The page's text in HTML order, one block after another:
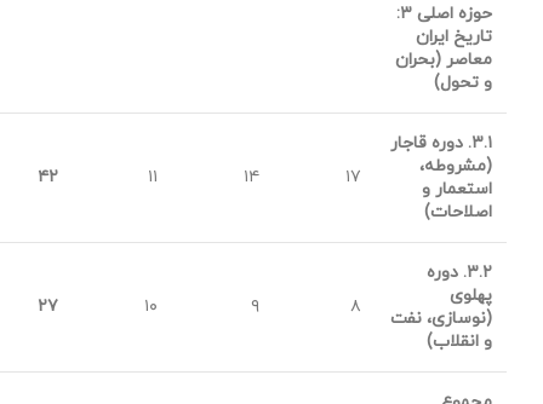
حوزه اصلی ۳:
تاریخ ایران
معاصر (بحران
و تحول)
۳.۱. دوره قاجار
(مشروطه،
استعمار و
اصلاحات)
۱۷ ۱۴ ۱۱ ۴۲
۳.۲. دوره
پهلوی
(نوسازی، نفت
و انقلاب)
۸ ۹ ۱۰ ۲۷